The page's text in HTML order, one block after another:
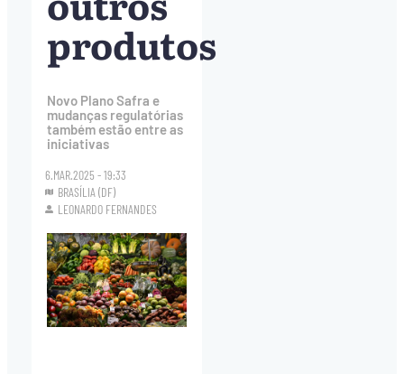
produtos
Novo Plano Safra e
mudanças regulatórias
também estão entre as
iniciativas
6.MAR.2025 - 19:33
BRASÍLIA (DF)
LEONARDO FERNANDES